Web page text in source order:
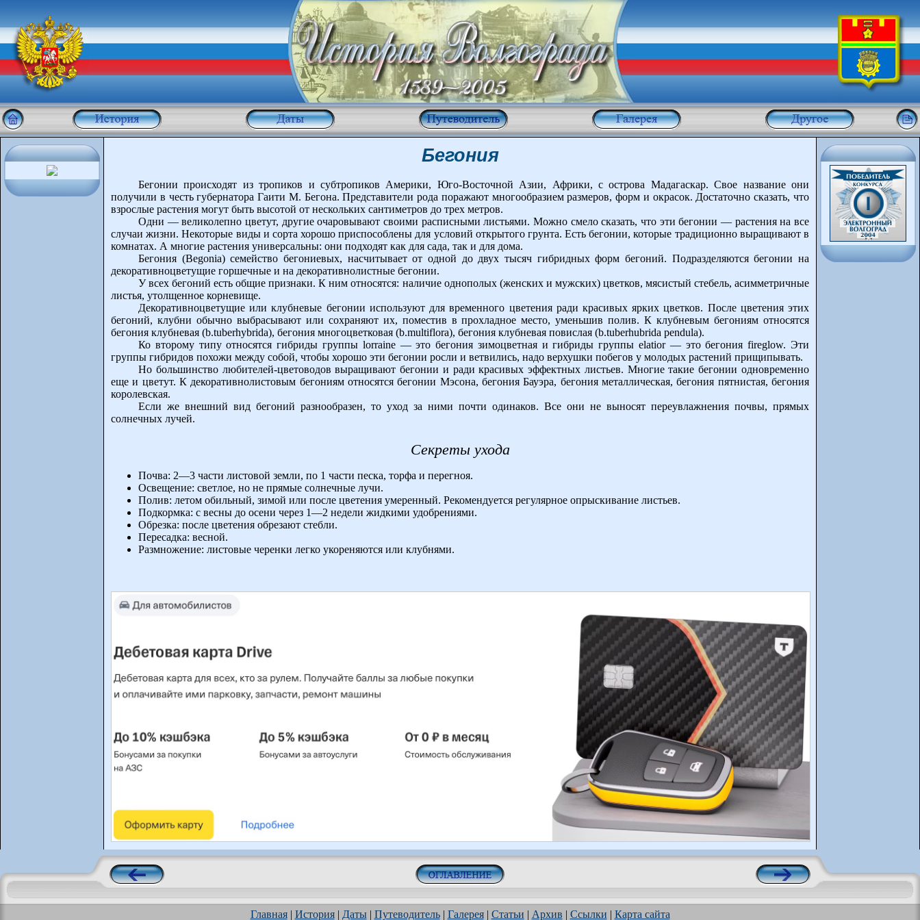
Бегония
Бегонии происходят из тропиков и субтропиков Америки, Юго-Восточной Азии, Африки, с острова Мадагаскар. Свое название они
получили в честь губернатора Гаити М. Бегона. Представители рода поражают многообразием размеров, форм и окрасок. Достаточно сказать, что
взрослые растения могут быть высотой от нескольких сантиметров до трех метров.
Одни — великолепно цветут, другие очаровывают своими расписными листьями. Можно смело сказать, что эти бегонии — растения на все
случаи жизни. Некоторые виды и сорта хорошо приспособлены для условий открытого грунта. Есть бегонии, которые традиционно выращивают в
комнатах. А многие растения универсальны: они подходят как для сада, так и для дома.
Бегония (Begonia) семейство бегониевых, насчитывает от одной до двух тысяч гибридных форм бегоний. Подразделяются бегонии на
декоративноцветущие горшечные и на декоративнолистные бегонии.
У всех бегоний есть общие признаки. К ним относятся: наличие однополых (женских и мужских) цветков, мясистый стебель, асимметричные
листья, утолщенное корневище.
Декоративноцветущие или клубневые бегонии используют для временного цветения ради красивых ярких цветков. После цветения этих
бегоний, клубни обычно выбрасывают или сохраняют их, поместив в прохладное место, уменьшив полив. К клубневым бегониям относятся
бегония клубневая (b.tuberhybrida), бегония многоцветковая (b.multiflora), бегония клубневая повислая (b.tuberhubrida pendula).
Ко второму типу относятся гибриды группы lorraine — это бегония зимоцветная и гибриды группы elatior — это бегония fireglow. Эти
группы гибридов похожи между собой, чтобы хорошо эти бегонии росли и ветвились, надо верхушки побегов у молодых растений прищипывать.
Но большинство любителей-цветоводов выращивают бегонии и ради красивых эффектных листьев. Многие такие бегонии одновременно
еще и цветут. К декоративнолистовым бегониям относятся бегонии Мэсона, бегония Бауэра, бегония металлическая, бегония пятнистая, бегония
королевская.
Если же внешний вид бегоний разнообразен, то уход за ними почти одинаков. Все они не выносят переувлажнения почвы, прямых
солнечных лучей.
Секреты ухода
Почва: 2—3 части листовой земли, по 1 части песка, торфа и перегноя.
Освещение: светлое, но не прямые солнечные лучи.
Полив: летом обильный, зимой или после цветения умеренный. Рекомендуется регулярное опрыскивание листьев.
Подкормка: с весны до осени через 1—2 недели жидкими удобрениями.
Обрезка: после цветения обрезают стебли.
Пересадка: весной.
Размножение: листовые черенки легко укореняются или клубнями.
Главная| История| Даты| Путеводитель| Галерея| Статьи | Архив | Ссылки | Карта сайта